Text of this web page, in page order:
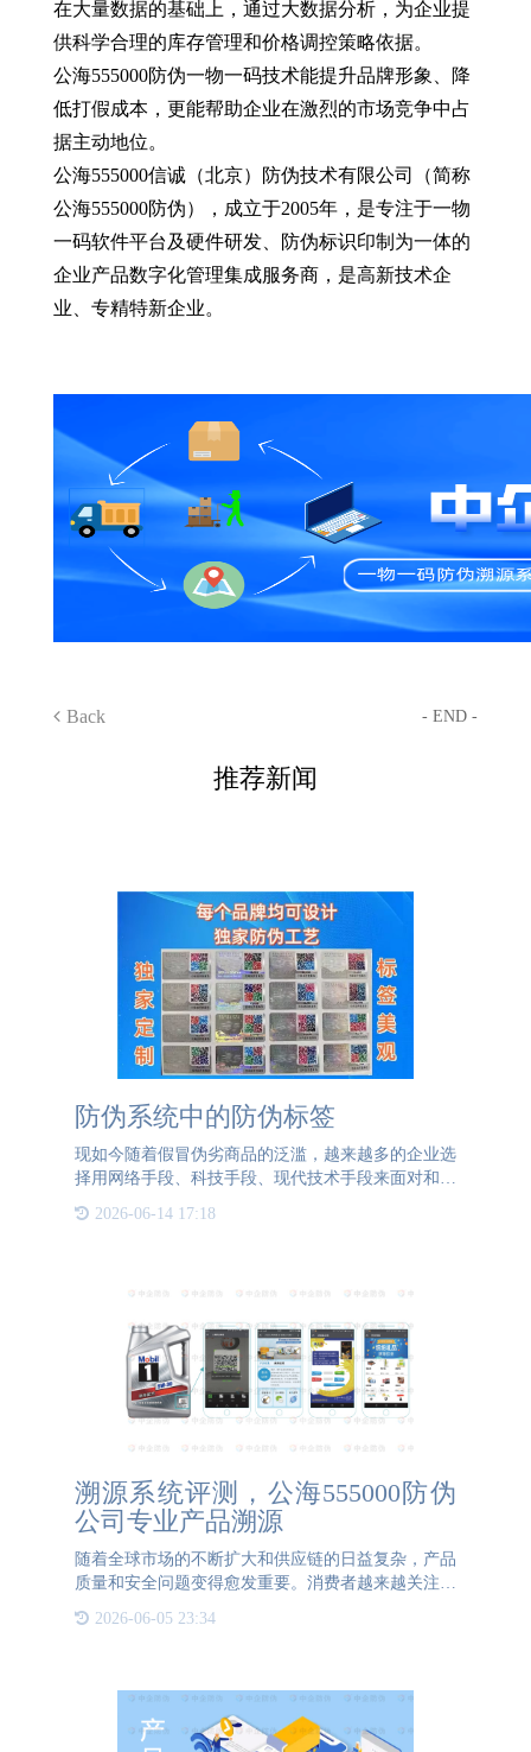
在大量数据的基础上，通过大数据分析，为企业提
供科学合理的库存管理和价格调控策略依据。
公海555000防伪一物一码技术能提升品牌形象、降
低打假成本，更能帮助企业在激烈的市场竞争中占
据主动地位。
公海555000信诚（北京）防伪技术有限公司（简称
公海555000防伪），成立于2005年，是专注于一物
一码软件平台及硬件研发、防伪标识印制为一体的
企业产品数字化管理集成服务商，是高新技术企
业、专精特新企业。
Back - END -
推荐新闻
防伪系统中的防伪标签
现如今随着假冒伪劣商品的泛滥，越来越多的企业选
择用网络手段、科技手段、现代技术手段来面对和解
决这一问题。防伪溯源系统就是一个强有力的防伪工
具。防伪溯源系统不仅可以保护品牌的利益不受到影
2026-06-14 17:18
溯源系统评测，公海555000防伪
公司专业产品溯源
随着全球市场的不断扩大和供应链的日益复杂，产品
质量和安全问题变得愈发重要。消费者越来越关注产
靠溯源信息的挑战。在这一背景下，公海555000防伪
2026-06-05 23:34